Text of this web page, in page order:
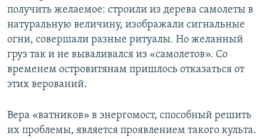
получить желаемое: строили из дерева самолеты в
натуральную величину, изображали сигнальные
огни, совершали разные ритуалы. Но желанный
груз так и не вываливался из «самолетов». Со
временем островитянам пришлось отказаться от
этих верований.
Вера «ватников» в энергомост, способный решить
их проблемы, является проявлением такого культа.